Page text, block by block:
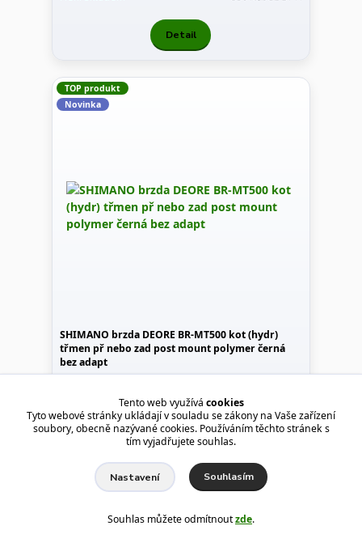
Detail
TOP produkt
Novinka
SHIMANO brzda DEORE BR-MT500 kot (hydr)
třmen př nebo zad post mount polymer černá
bez adapt
mountpolymerčerná
489 Kč
404 Kč
Detail
Tento web využívá cookies
Tyto webové stránky ukládají v souladu se zákony na Vaše zařízení
soubory, obecně nazývané cookies. Používáním těchto stránek s
tím vyjadřujete souhlas.
Nastavení Souhlasím
Souhlas můžete odmítnoutzde.